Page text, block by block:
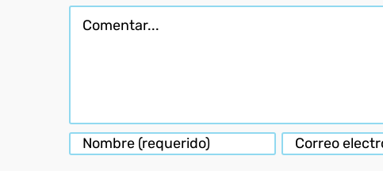
Comentar